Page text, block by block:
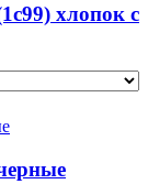
хлопок с